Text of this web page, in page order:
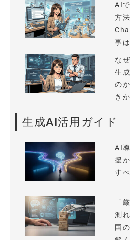
AI
方
事
な
生
の
き
生成AI活用ガイド
AI
援
す
「
測
国